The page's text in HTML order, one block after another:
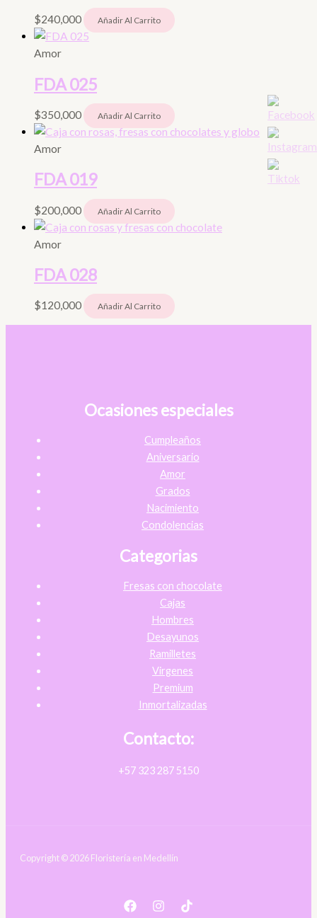
$240,000 Añadir Al Carrito
Amor
FDA 025
$350,000 Añadir Al Carrito
Amor
FDA 019
$200,000 Añadir Al Carrito
Amor
FDA 028
$120,000 Añadir Al Carrito
Ocasiones especiales
Cumpleaños
Aniversario
Amor
Grados
Nacimiento
Condolencias
Categorias
Fresas con chocolate
Cajas
Hombres
Desayunos
Ramilletes
Virgenes
Premium
Inmortalizadas
Contacto:
+57 323 287 5150
Copyright © 2026 Floristería en Medellín